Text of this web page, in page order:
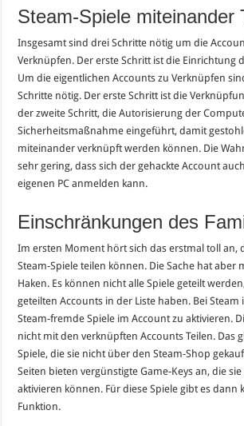
Steam-Spiele miteinander
Insgesamt sind drei Schritte nötig um die
Verknüpfen. Der erste Schritt ist die Einrichtung
Um die eigentlichen Accounts zu Verknüpfen
Schritte nötig. Der erste Schritt ist die
der zweite Schritt, die Autorisierung der
Sicherheitsmaßnahme eingeführt, damit
miteinander verknüpft werden können. Die
sehr gering, dass sich der gehackte Account
eigenen PC anmelden kann.
Einschränkungen des
Im ersten Moment hört sich das erstmal toll an,
Steam-Spiele teilen können. Die Sache hat aber
Haken. Es können nicht alle Spiele geteilt
geteilten Accounts in der Liste haben. Bei Steam
Steam-fremde Spiele im Account zu aktivieren.
nicht mit den verknüpften Accounts Teilen. Das
Spiele, die sie nicht über den Steam-Shop
Seiten bieten vergünstigte Game-Keys an, die
aktivieren können. Für diese Spiele gibt es dann
Funktion.